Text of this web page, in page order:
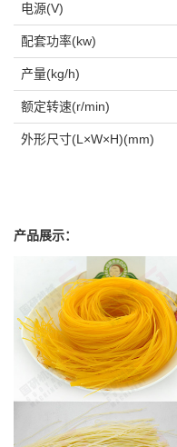
电源(V)
配套功率(kw)
产量(kg/h)
额定转速(r/min)
外形尺寸(L×W×H)(mm)
产品展示：